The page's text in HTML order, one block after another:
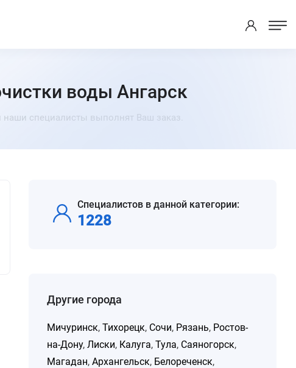
воды Ангарск
наши специалисты выполнят Ваш заказ.
Специалистов в данной категории:
1228
Другие города
Мичуринск,Тихорецк, Сочи, Рязань, Ростов-
на-Дону,Лиски, Калуга,Тула, Саяногорск,
Магадан,Архангельск, Белореченск,